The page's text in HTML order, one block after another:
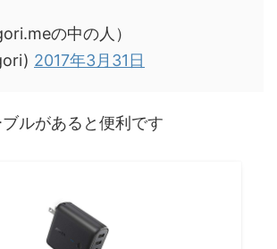
の中の人）
2017年3月31日
ルがあると便利です